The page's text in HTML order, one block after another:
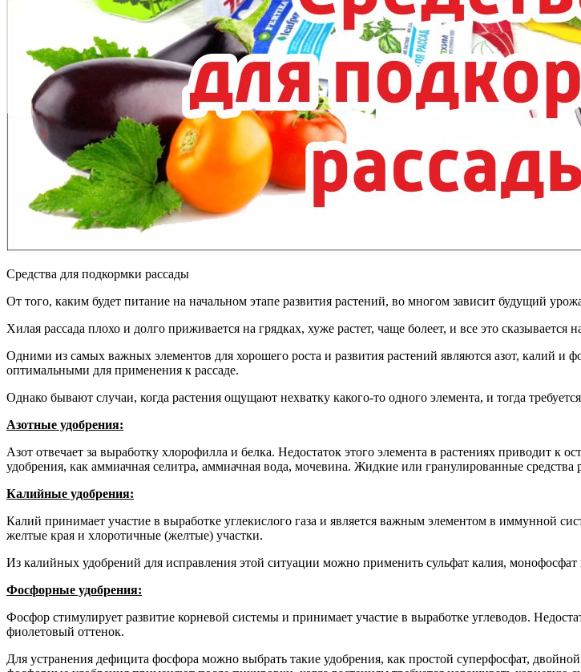
Средства для подкормки рассады
От того, каким будет питание на начальном этапе развития растений, во многом зависит будущий
Хилая рассада плохо и долго приживается на грядках, хуже растет, чаще болеет, и все это сказывается
Одними из самых важных элементов для хорошего роста и развития растений являются азот, калий и
оптимальными для применения к рассаде.
Однако бывают случаи, когда растения ощущают нехватку какого-то одного элемента, и тогда
Азотные удобрения:
Азот отвечает за выработку хлорофилла и белка. Недостаток этого элемента в растениях приводит
удобрения, как аммиачная селитра, аммиачная вода, мочевина. Жидкие или гранулированные
Калийные удобрения:
Калий принимает участие в выработке углекислого газа и является важным элементом в иммунной
желтые края и хлоротичные (желтые) участки.
Из калийных удобрений для исправления этой ситуации можно применить сульфат калия,
Фосфорные удобрения:
Фосфор стимулирует развитие корневой системы и принимает участие в выработке углеводов.
фиолетовый оттенок.
Для устранения дефицита фосфора можно выбрать такие удобрения, как простой суперфосфат,